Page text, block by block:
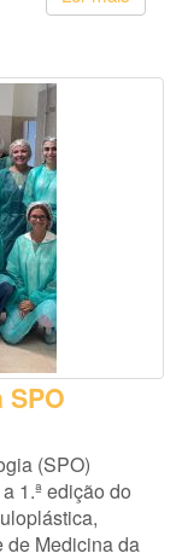
(SPO)
1.ª edição do
de Medicina da